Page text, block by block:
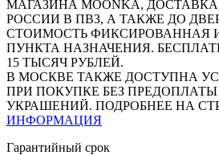
МАГАЗИНА MOONKA,
РОССИИ В ПВЗ, А ТАКЖЕ ДО
СТОИМОСТЬ ФИКСИРОВАННАЯ
ПУНКТА НАЗНАЧЕНИЯ.
15 ТЫСЯЧ РУБЛЕЙ.
В МОСКВЕ ТАКЖЕ ДОСТУПНА
ПРИ ПОКУПКЕ БЕЗ
УКРАШЕНИЙ. ПОДРОБНЕЕ НА
ИНФОРМАЦИЯ
Гарантийный срок